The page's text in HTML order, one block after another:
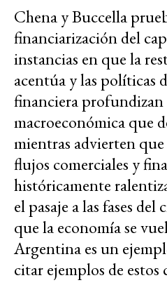
Chena y Buccella
financiarización del
instancias en que la
acentúa y las políticas
financiera
macroeconómica que
mientras advierten
flujos comerciales y
históricamente
el pasaje a las fases
que la economía se
Argentina es un
citar ejemplos de